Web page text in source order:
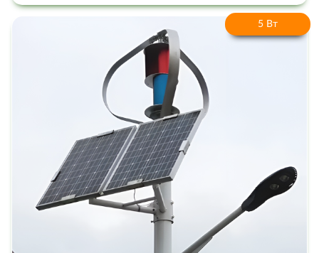
5 Вт